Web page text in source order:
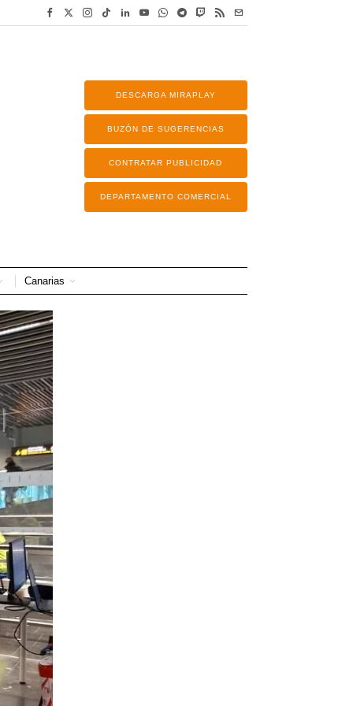
DESCARGA MIRAPLAY
BUZÓN DE SUGERENCIAS
CONTRATAR PUBLICIDAD
DEPARTAMENTO COMERCIAL
Canarias